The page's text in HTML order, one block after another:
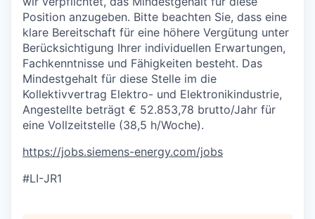
Position anzugeben. Bitte beachten Sie, dass eine
klare Bereitschaft für eine höhere Vergütung unter
Berücksichtigung Ihrer individuellen Erwartungen,
Fachkenntnisse und Fähigkeiten besteht. Das
Mindestgehalt für diese Stelle im die
Kollektivvertrag Elektro- und Elektronikindustrie,
Angestellte beträgt € 52.853,78 brutto/Jahr für
eine Vollzeitstelle (38,5 h/Woche).
https://jobs.siemens-energy.com/jobs
#LI-JR1